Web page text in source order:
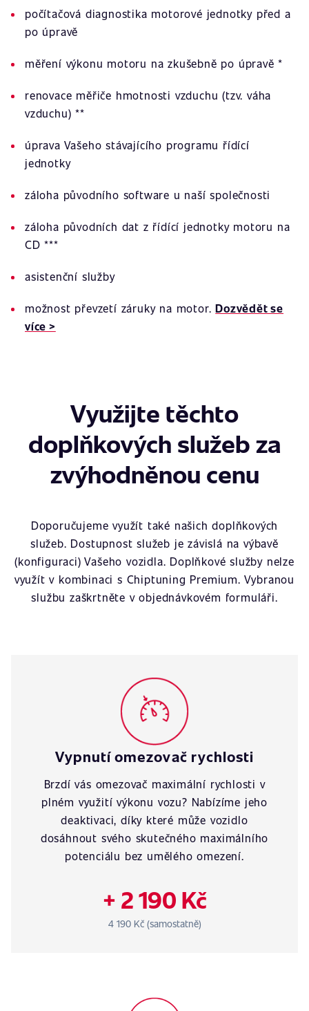
počítačová diagnostika motorové jednotky před a
po úpravě
měření výkonu motoru na zkušebně po úpravě *
renovace měřiče hmotnosti vzduchu (tzv. váha
vzduchu) **
úprava Vašeho stávajícího programu řídící
jednotky
záloha původního software u naší společnosti
záloha původních dat z řídící jednotky motoru na
CD ***
asistenční služby
možnost převzetí záruky na motor.Dozvědět se
více >
Využijte těchto
doplňkových služeb za
zvýhodněnou cenu
Doporučujeme využít také našich doplňkových
služeb. Dostupnost služeb je závislá na výbavě
(konfiguraci) Vašeho vozidla. Doplňkové služby nelze
využít v kombinaci s Chiptuning Premium. Vybranou
službu zaškrtněte v objednávkovém formuláři.
Vypnutí omezovač rychlosti
Brzdí vás omezovač maximální rychlosti v
plném využití výkonu vozu? Nabízíme jeho
deaktivaci, díky které může vozidlo
dosáhnout svého skutečného maximálního
potenciálu bez umělého omezení.
+ 2 190 Kč
4 190 Kč (samostatně)